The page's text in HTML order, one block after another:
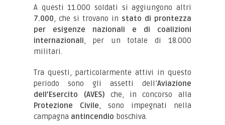
A questi 11.000 soldati si aggiungono altri
7.000, che si trovano in stato di prontezza
per esigenze nazionali e di coalizioni
internazionali, per un totale di 18.000
militari.
Tra questi, particolarmente attivi in questo
periodo sono gli assetti dell’Aviazione
dell’Esercito (AVES) che, in concorso alla
Protezione Civile, sono impegnati nella
campagna antincendio boschiva.